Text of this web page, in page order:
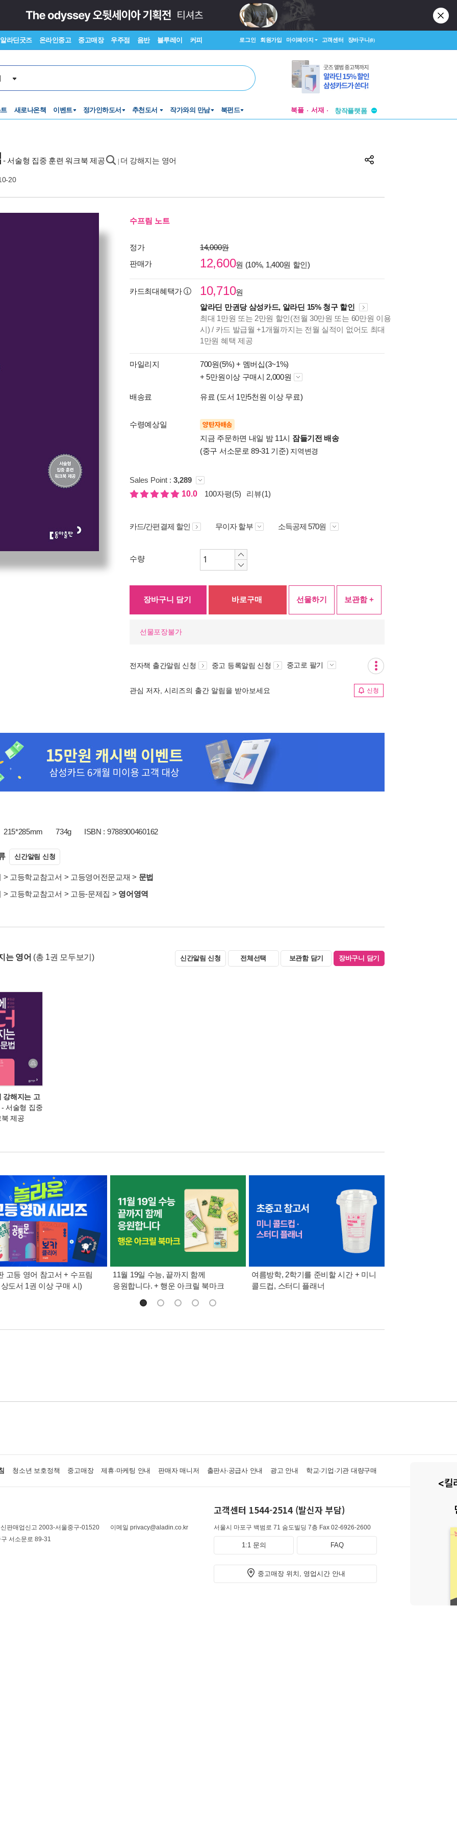
알라딘굿즈 온라인중고 중고매장 우주점 음반 블루레이 커피 로그인 회원가입 마이페이지 고객센터 장바구니(0)
새로나온책 이벤트 정가인하도서 추천도서 작가와의 만남 북펀드 북플 서재
창작플랫폼
- 서술형 집중 훈련 워크북 제공 더 강해지는 영어
20
수프림 노트
정가
14,000원
판매가
12,600원 (10%, 1,400원 할인)
카드최대혜택가 10,710원
알라딘 만권당 삼성카드, 알라딘 15% 청구 할인
최대 1만원 또는 2만원 할인(전월 30만원 또는 60만원 이용
시) / 카드 발급월 +1개월까지는 전월 실적이 없어도 최대
1만원 혜택 제공
마일리지 700원(5%) + 멤버십(3~1%)
+ 5만원이상 구매시 2,000원
배송료 유료 (도서 1만5천원 이상 무료)
수령예상일 양탄자배송
지금 주문하면 내일 밤 11시 잠들기전 배송
(중구 서소문로 89-31 기준) 지역변경
Sales Point : 3,289
10.0
100자평(5) 리뷰(1)
카드/간편결제 할인 무이자 할부 소득공제 570원
수량
장바구니 담기 바로구매 선물하기 보관함 +
선물포장불가
전자책 출간알림 신청 중고 등록알림 신청 중고로 팔기
관심 저자, 시리즈의 출간 알림을 받아보세요 신청
215*285mm 734g ISBN : 9788900460162
신간알림 신청
> 고등학교참고서 > 고등영어전문교재 > 문법
> 고등학교참고서 > 고등-문제집 > 영어영역
는 영어 (총 1권 모두보기) 신간알림 신청 전체선택 보관함 담기 장바구니 담기
강해지는 고
서술형 집중
제공
고등 영어 참고서 + 수프림
도서 1권 이상 구매 시)
11월 19일 수능, 끝까지 함께
응원합니다. + 행운 아크릴 북마크
여름방학, 2학기를 준비할 시간 + 미니
콜드컵, 스터디 플래너
청소년 보호정책 중고매장 제휴·마케팅 안내 판매자 매니저 출판사·공급사 안내 광고 안내 학교·기업·기관 대량구매
판매업신고 2003-서울중구-01520
이메일 privacy@aladin.co.kr
서소문로 89-31
고객센터 1544-2514 (발신자 부담)
서울시 마포구 백범로 71 숨도빌딩 7층 Fax 02-6926-2600
1:1 문의 FAQ
중고매장 위치, 영업시간 안내